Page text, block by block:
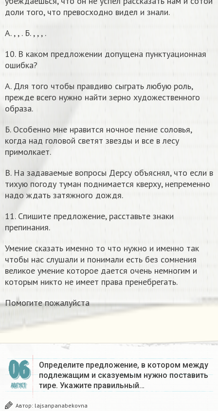
доли того, что превосходно видел и знали.
А. , , . Б. , , , .
10. В каком предложении допущена пунктуационная
ошибка?
А. Для того чтобы правдиво сыграть любую роль,
прежде всего нужно найти зерно художественного
образа.
Б. Особенно мне нравится ночное пение соловья,
когда над головой светят звезды и все в лесу
примолкает.
В. На задаваемые вопросы Дерсу объяснял, что если в
тихую погоду туман поднимается кверху, непременно
надо ждать затяжного дождя.
11. Спишите предложение, расставьте знаки
препинания.
Умение сказать именно то что нужно и именно так
чтобы нас слушали и понимали есть без сомнения
великое умение которое дается очень немногим и
которым никто не имеет права пренебрегать.
Помогите пожалуйста ​
06
АВГУСТ
Определите предложение, в котором между
подлежащим и сказуемым нужно поставить
тире. Укажите правильный…
Автор: lajsanpanabekovna